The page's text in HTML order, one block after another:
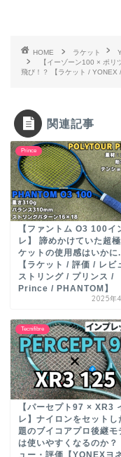
HOME ラケット
【イーゾーン100 × ポ
飛び！？ 【ラケット / YONEX
関連記事
Prince
【ファントム O3 100イ
レ】 諦めかけていた超
ケットの使用感はいかに
【ラケット / 評価 / レビ
ストリング / プリンス /
Prince / PHANTOM】
2025年
Tecnifibre
【パーセプト97 × XR3
レ】ナイロンをセットし
題のブイコアプロ後継モ
は使いやすくなるのか？
ュー・評価【YONEXヨ